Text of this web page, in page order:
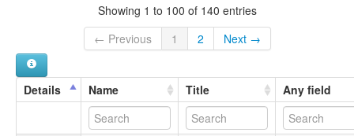
Showing 1 to 100 of 140 entries
← Previous
1 2 Next →
Details Name Title Any field